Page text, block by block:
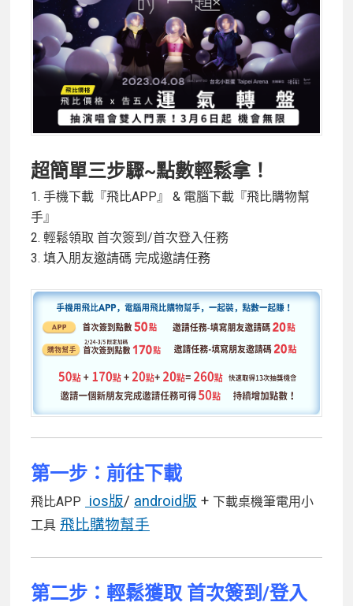
超簡單三步驟~點數輕鬆拿！
1. 手機下載『飛比APP』 & 電腦下載『飛比購物幫
手』
2. 輕鬆領取 首次簽到/首次登入任務
3. 填入朋友邀請碼 完成邀請任務
第一步：前往下載
飛比APP ios版/ android版 + 下載桌機筆電用小
工具 飛比購物幫手
第二步： 輕鬆獲取 首次簽到/登入